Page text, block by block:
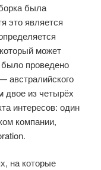
была
это является
может
проведено
австралийского
двое из четырёх
интересов: один
компании,
на которые